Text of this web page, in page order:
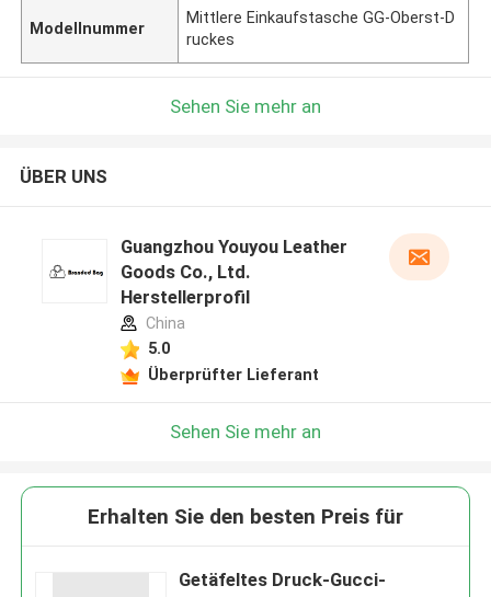
Modellnummer
Mittlere Einkaufstasche GG-Oberst-D
ruckes
Sehen Sie mehr an
ÜBER UNS
Guangzhou Youyou Leather
Goods Co., Ltd.
Herstellerprofil
China
5.0
Überprüfter Lieferant
Sehen Sie mehr an
Erhalten Sie den besten Preis für
Getäfeltes Druck-Gucci-